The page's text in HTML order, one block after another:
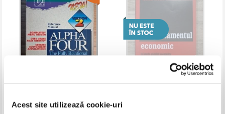
Acest site utilizează cookie-uri